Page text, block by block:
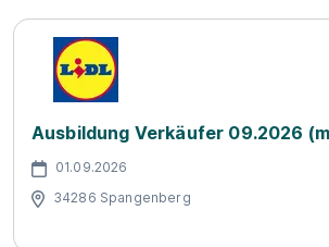
Ausbildung Verkäufer 09.2026
01.09.2026
34286 Spangenberg